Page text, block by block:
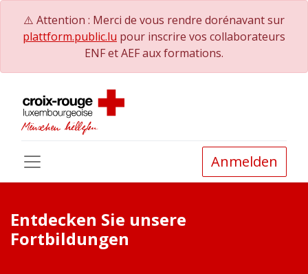
⚠️ Attention : Merci de vous rendre dorénavant sur
plattform.public.lu pour inscrire vos collaborateurs
ENF et AEF aux formations.
Anmelden
Entdecken Sie unsere
Fortbildungen